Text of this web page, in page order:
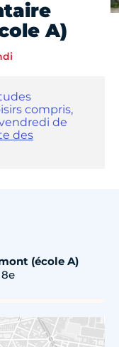
A)
compris,
de
des
(école A)